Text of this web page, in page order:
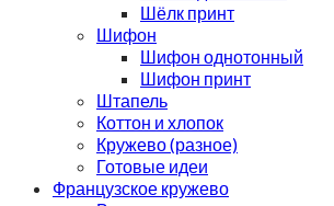
Шёлк принт
Шифон
Шифон однотонный
Шифон принт
Штапель
Коттон и хлопок
Кружево (разное)
Готовые идеи
Французское кружево